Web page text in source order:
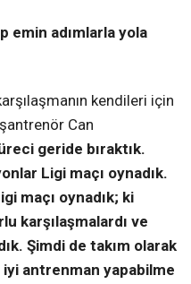
emin adımlarla yola
kendileri için
Can
geride bıraktık.
Ligi maçı oynadık.
maçı oynadık; ki
karşılaşmalardı ve
Şimdi de takım olarak
antrenman yapabilme